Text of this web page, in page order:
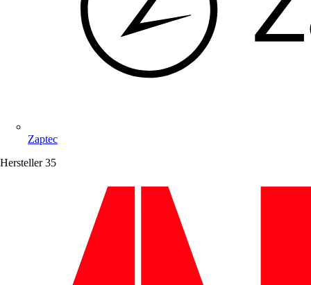
Zaptec
Hersteller 35